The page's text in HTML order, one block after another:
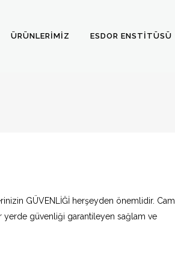
ÜRÜNLERIMIZ ESDOR ENSTİTÜSÜ
GÜVENLİĞİ herşeyden önemlidir. Cam
yerde güvenliği garantileyen sağlam ve